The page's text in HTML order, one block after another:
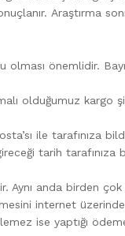
Araştırma
olması önemlidir.
olduğumuz kargo
ile
tarih tarafınıza
Aynı anda birden
internet
ise yaptığı